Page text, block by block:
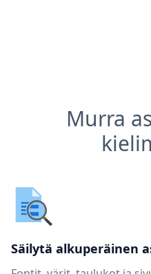
Murra
Säilytä alkuperäinen